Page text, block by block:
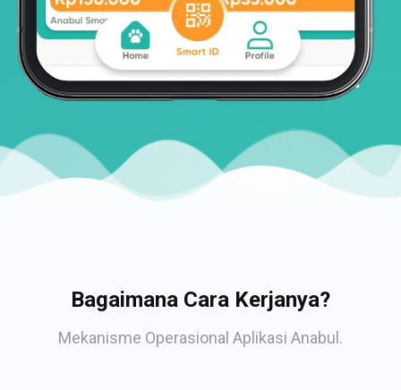
Bagaimana Cara Kerjanya?
Mekanisme Operasional Aplikasi Anabul.